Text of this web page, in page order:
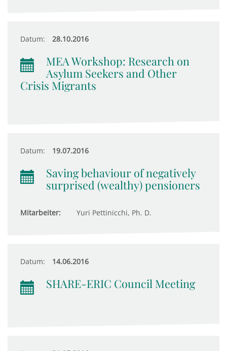
Datum: 28.10.2016
MEA Workshop: Research on
Asylum Seekers and Other
Crisis Migrants
Datum: 19.07.2016
Saving behaviour of negatively
surprised (wealthy) pensioners
Mitarbeiter: Yuri Pettinicchi, Ph. D.
Datum: 14.06.2016
SHARE-ERIC Council Meeting